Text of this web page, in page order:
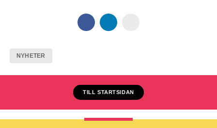
NYHETER
TILL STARTSIDAN